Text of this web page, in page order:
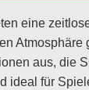
eine
aus, die
ideal für